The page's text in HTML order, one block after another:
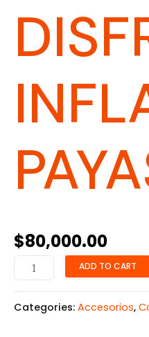
$80,000.00
ADD TO CART
Categories: Accesorios,